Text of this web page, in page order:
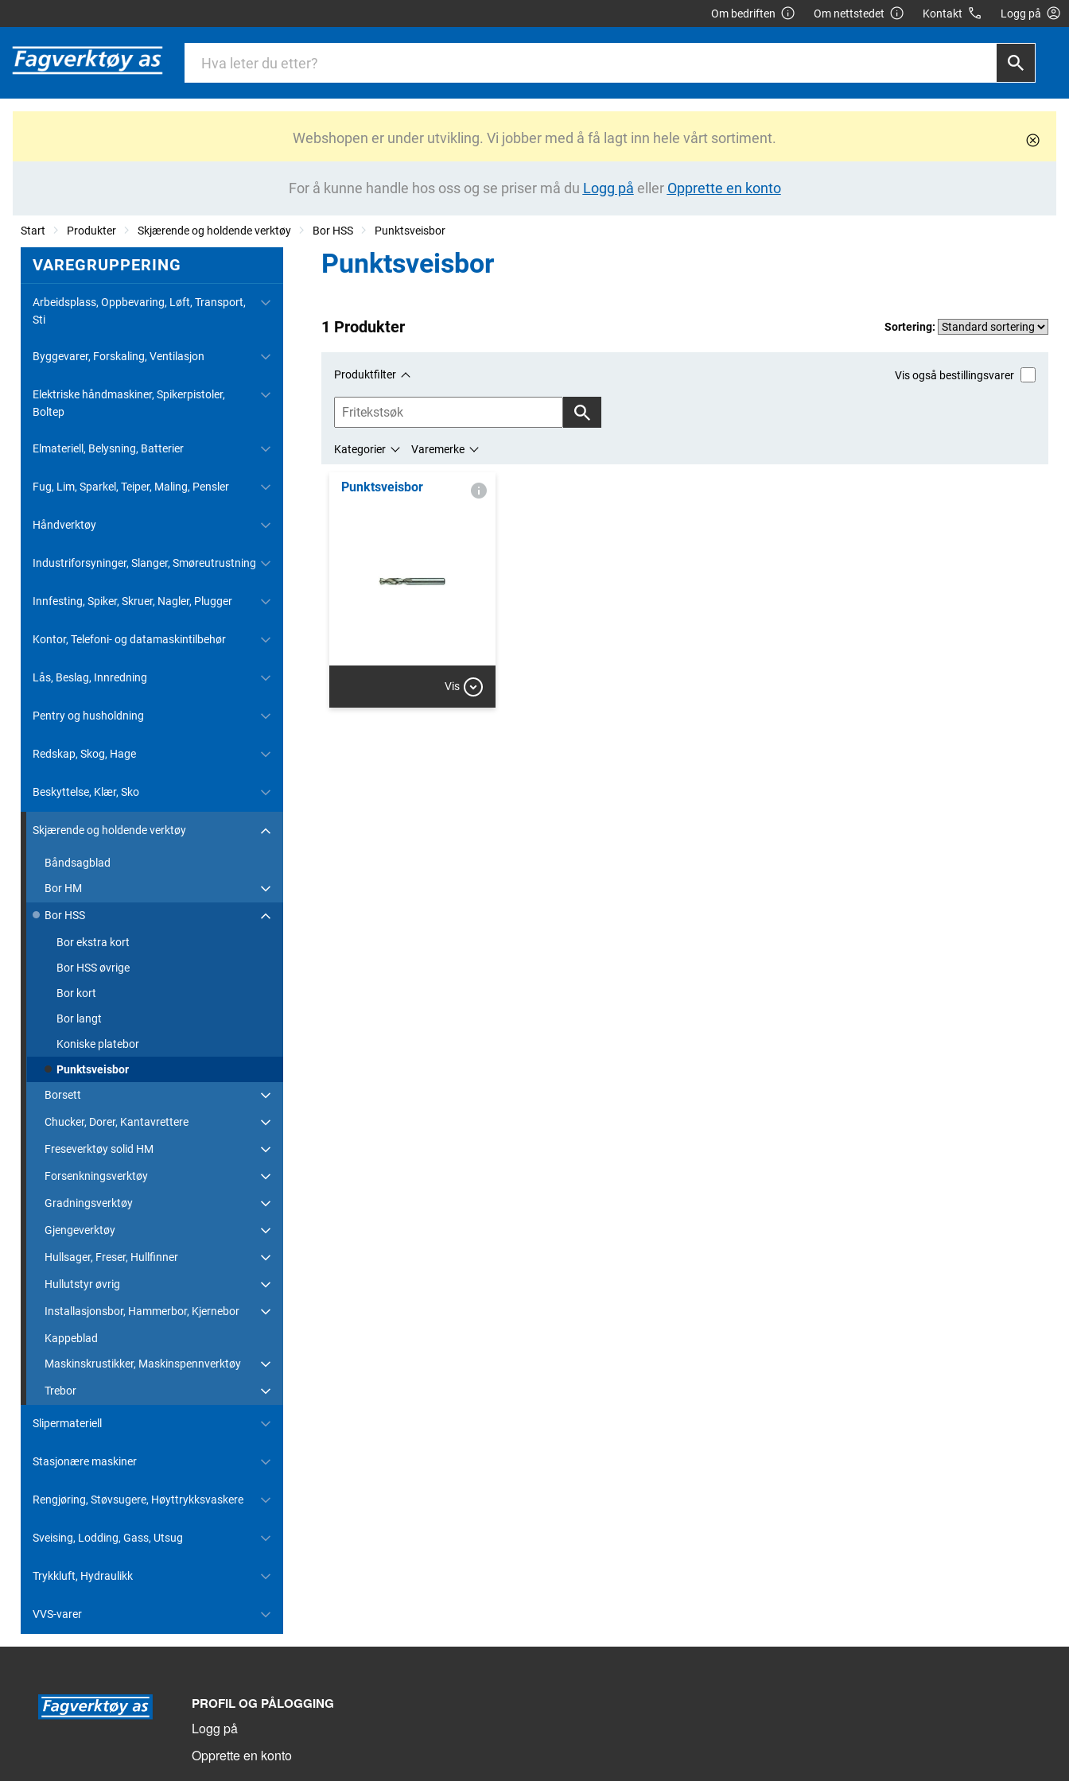
Om bedriften Om nettstedet Kontakt Logg på
Webshopen er under utvikling. Vi jobber med å få lagt inn hele vårt sortiment.
For å kunne handle hos oss og se priser må du Logg på eller Opprette en konto
Start Produkter Skjærende og holdende verktøy Bor HSS Punktsveisbor
VAREGRUPPERING
Arbeidsplass, Oppbevaring, Løft, Transport,
Sti
Byggevarer, Forskaling, Ventilasjon
Elektriske håndmaskiner, Spikerpistoler,
Boltep
Elmateriell, Belysning, Batterier
Fug, Lim, Sparkel, Teiper, Maling, Pensler
Håndverktøy
Industriforsyninger, Slanger, Smøreutrustning
Innfesting, Spiker, Skruer, Nagler, Plugger
Kontor, Telefoni- og datamaskintilbehør
Lås, Beslag, Innredning
Pentry og husholdning
Redskap, Skog, Hage
Beskyttelse, Klær, Sko
Skjærende og holdende verktøy
Båndsagblad
Bor HM
Bor HSS
Bor ekstra kort
Bor HSS øvrige
Bor kort
Bor langt
Koniske platebor
Punktsveisbor
Borsett
Chucker, Dorer, Kantavrettere
Freseverktøy solid HM
Forsenkningsverktøy
Gradningsverktøy
Gjengeverktøy
Hullsager, Freser, Hullfinner
Hullutstyr øvrig
Installasjonsbor, Hammerbor, Kjernebor
Kappeblad
Maskinskrustikker, Maskinspennverktøy
Trebor
Slipermateriell
Stasjonære maskiner
Rengjøring, Støvsugere, Høyttrykksvaskere
Sveising, Lodding, Gass, Utsug
Trykkluft, Hydraulikk
VVS-varer
Punktsveisbor
1 Produkter Sortering:
Produktfilter Vis også bestillingsvarer
Kategorier Varemerke
Punktsveisbor
Vis
PROFIL OG PÅLOGGING
Logg på
Opprette en konto